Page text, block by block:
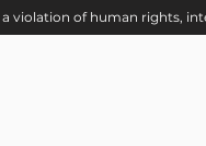
violation of human rights,